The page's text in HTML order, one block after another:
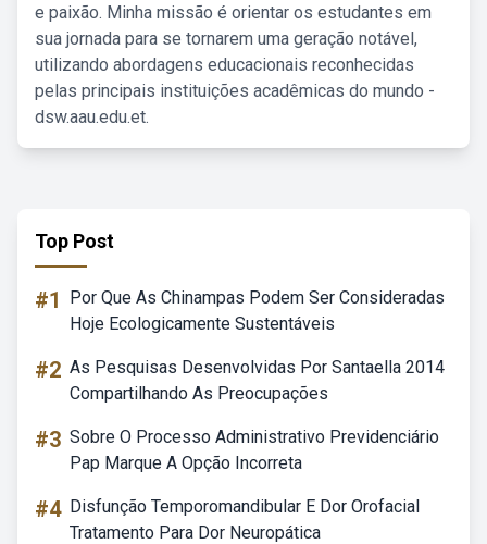
e paixão. Minha missão é orientar os estudantes em
sua jornada para se tornarem uma geração notável,
utilizando abordagens educacionais reconhecidas
pelas principais instituições acadêmicas do mundo -
dsw.aau.edu.et.
Top Post
#1
Por Que As Chinampas Podem Ser Consideradas
Hoje Ecologicamente Sustentáveis
#2 As Pesquisas Desenvolvidas Por Santaella 2014
Compartilhando As Preocupações
#3 Sobre O Processo Administrativo Previdenciário
Pap Marque A Opção Incorreta
#4 Disfunção Temporomandibular E Dor Orofacial
Tratamento Para Dor Neuropática